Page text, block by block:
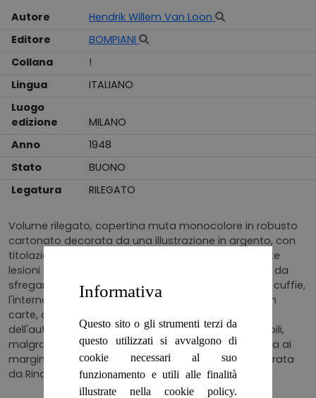
Autore
Hendrik Willem Van Loon
Editore
BOMPIANI
Collana
!
Lingua
ITALIANO
Luogo
edizione
MILANO
Anno
1948
Stato
BUONO
Legatura
RILEGATO
Volume rilegato, copertina muta monocolore in robusto
cartonato decorata da una illustrazione in argento, con
titolazioni a oro alla costa telata, si notano modeste
lesioni alle punte e ai bordi, veli di polvere, abrasioni da
sfregamento e comuni sgualciture da scaffale alle cuffie,
l'interno del volume appare in ottime condizioni, con
carte, arricchite da numerose illustrazioni, opera
dell'autore, salde alle cuciture e perfettamente fruibili,
malgrado la delicata brunitura dei fogli, più marcata ai
margini, traduzione di Carlo Coardi, riveduta e integrata
da Rinaldo Caddeo N. pag. 289.
Informativa
Questo sito o gli strumenti terzi da
questo utilizzati si avvalgono di
cookie necessari al suo
funzionamento e utili alle finalità
illustrate nella cookie policy.